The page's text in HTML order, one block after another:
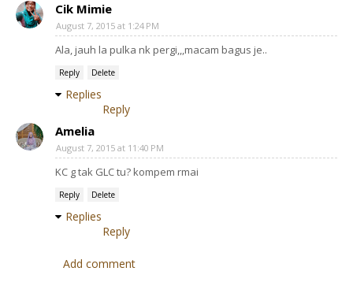
Cik Mimie
August 7, 2015 at 1:24 PM
Ala, jauh la pulka nk pergi,,,macam bagus je..
Reply Delete
Replies
Reply
Amelia
August 7, 2015 at 11:40 PM
KC g tak GLC tu? kompem rmai
Reply Delete
Replies
Reply
Add comment